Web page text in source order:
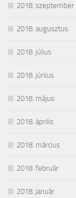
2018. szeptember
2018. augusztus
2018. július
2018. június
2018. május
2018. április
2018. március
2018. február
2018. január